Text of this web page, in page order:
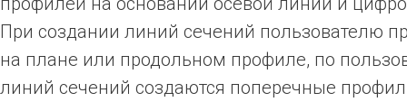
При создании линий сечений пользователю
на плане или продольном профиле, по
линий сечений создаются поперечные